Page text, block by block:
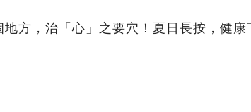
地方，治「心」之要穴！夏日長按，健康